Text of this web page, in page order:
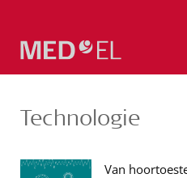
Technologie
Van